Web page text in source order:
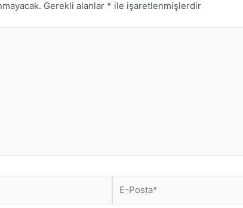
Gerekli alanlar * ile işaretlenmişlerdir
Posta*